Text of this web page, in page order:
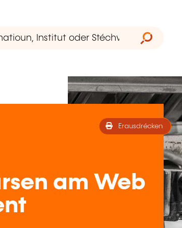
Erausdrécken
am Web